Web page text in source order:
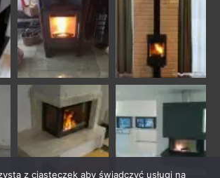
z ciasteczek aby świadczyć usługi na